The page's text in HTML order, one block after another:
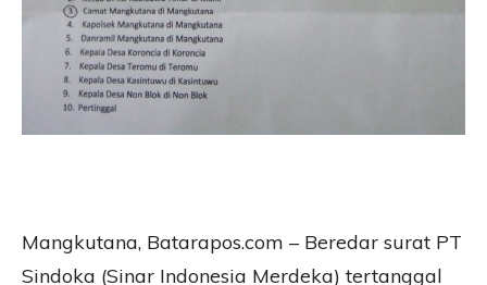
Mangkutana, Batarapos.com – Beredar surat PT
Sindoka (Sinar Indonesia Merdeka) tertanggal